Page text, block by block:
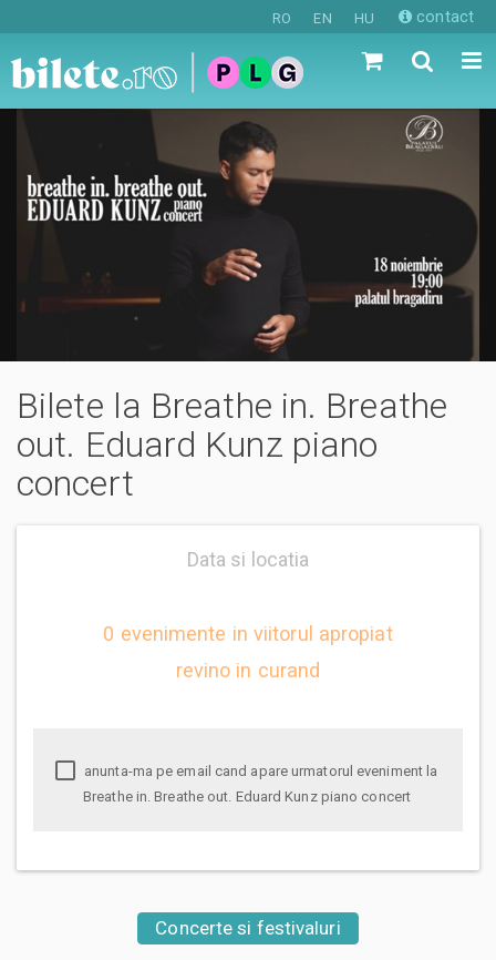
RO EN HU contact
Bilete la Breathe in. Breathe
out. Eduard Kunz piano
concert
Data si locatia
0 evenimente in viitorul apropiat
revino in curand
Breathe in. Breathe out. Eduard Kunz piano concert
Concerte si festivaluri